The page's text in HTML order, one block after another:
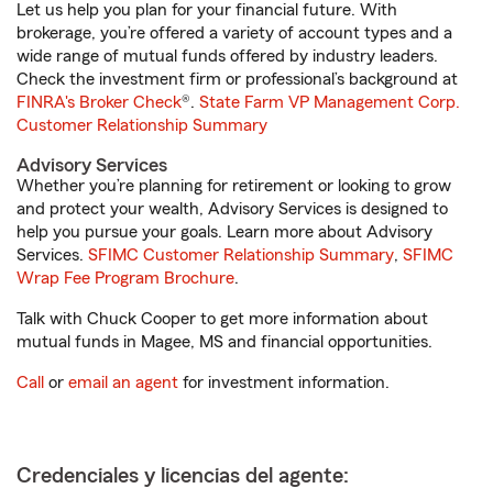
Let us help you plan for your financial future. With
brokerage, you’re offered a variety of account types and a
wide range of mutual funds offered by industry leaders.
Check the investment firm or professional’s background at
FINRA's Broker Check®. State Farm VP Management Corp.
Customer Relationship Summary
Advisory Services
Whether you’re planning for retirement or looking to grow
and protect your wealth, Advisory Services is designed to
help you pursue your goals. Learn more about Advisory
Services. SFIMC Customer Relationship Summary, SFIMC
Wrap Fee Program Brochure.
Talk with Chuck Cooper to get more information about
mutual funds in Magee, MS and financial opportunities.
Call or email an agent for investment information.
Credenciales y licencias del agente: